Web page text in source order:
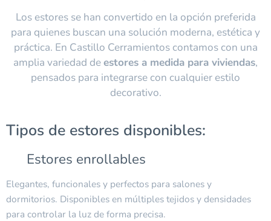
Los estores se han convertido en la opción preferida
para quienes buscan una solución moderna, estética y
práctica. En Castillo Cerramientos contamos con una
amplia variedad deestores a medida para viviendas,
pensados para integrarse con cualquier estilo
decorativo.
Tipos de estores disponibles:
✔ Estores enrollables
Elegantes, funcionales y perfectos para salones y
dormitorios. Disponibles en múltiples tejidos y densidades
para controlar la luz de forma precisa.